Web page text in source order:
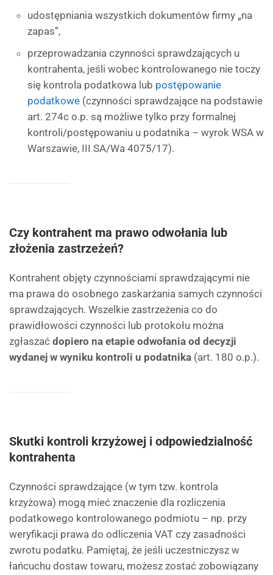
udostępniania wszystkich dokumentów firmy „na
zapas”,
przeprowadzania czynności sprawdzających u
kontrahenta, jeśli wobec kontrolowanego nie toczy
się kontrola podatkowa lub postępowanie
podatkowe (czynności sprawdzające na podstawie
art. 274c o.p. są możliwe tylko przy formalnej
kontroli/postępowaniu u podatnika – wyrok WSA w
Warszawie, III SA/Wa 4075/17).
Czy kontrahent ma prawo odwołania lub
złożenia zastrzeżeń?
Kontrahent objęty czynnościami sprawdzającymi nie
ma prawa do osobnego zaskarżania samych czynności
sprawdzających. Wszelkie zastrzeżenia co do
prawidłowości czynności lub protokołu można
zgłaszać dopiero na etapie odwołania od decyzji
wydanej w wyniku kontroli u podatnika (art. 180 o.p.).
Skutki kontroli krzyżowej i odpowiedzialność
kontrahenta
Czynności sprawdzające (w tym tzw. kontrola
krzyżowa) mogą mieć znaczenie dla rozliczenia
podatkowego kontrolowanego podmiotu – np. przy
weryfikacji prawa do odliczenia VAT czy zasadności
zwrotu podatku. Pamiętaj, że jeśli uczestniczysz w
łańcuchu dostaw towaru, możesz zostać zobowiązany